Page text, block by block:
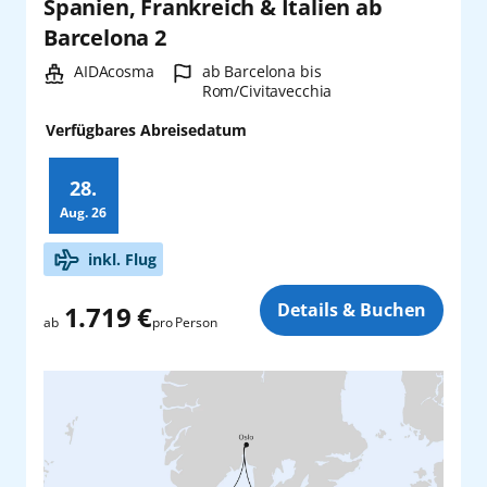
Spanien, Frankreich & Italien ab
Barcelona 2
Schiff:
AIDAcosma Hafen:
ab Barcelona bis
Rom/Civitavecchia
Verfügbares Abreisedatum
28.
Aug. 26
Zusatzinkl. Flug
ab 1.719 €pro Person Details & Buchen